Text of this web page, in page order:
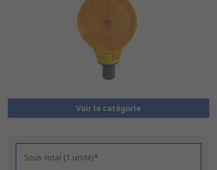
Voir la catégorie
Sous-total (1 unité)*